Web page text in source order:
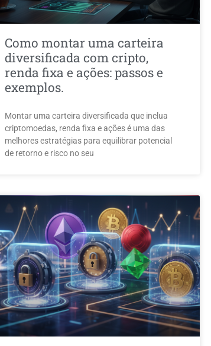
Como montar uma carteira
diversificada com cripto,
renda fixa e ações: passos e
exemplos.
Montar uma carteira diversificada que inclua
criptomoedas, renda fixa e ações é uma das
melhores estratégias para equilibrar potencial
de retorno e risco no seu